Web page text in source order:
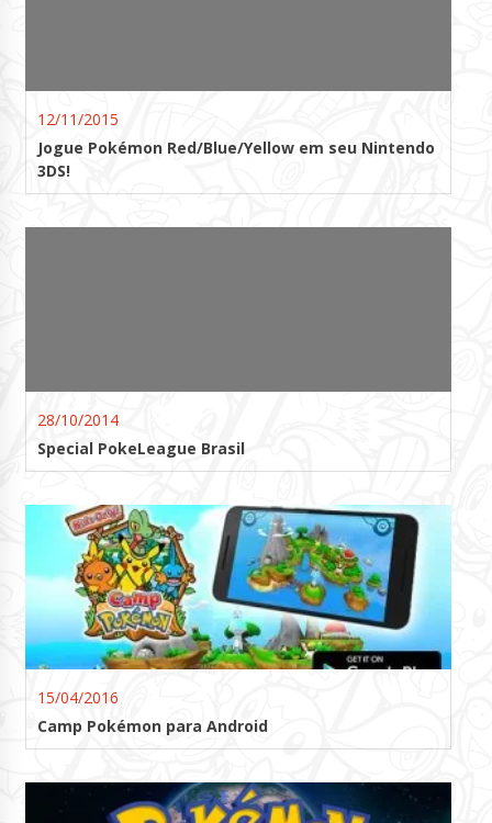
12/11/2015
Jogue Pokémon Red/Blue/Yellow em seu Nintendo
3DS!
28/10/2014
Special PokeLeague Brasil
15/04/2016
Camp Pokémon para Android